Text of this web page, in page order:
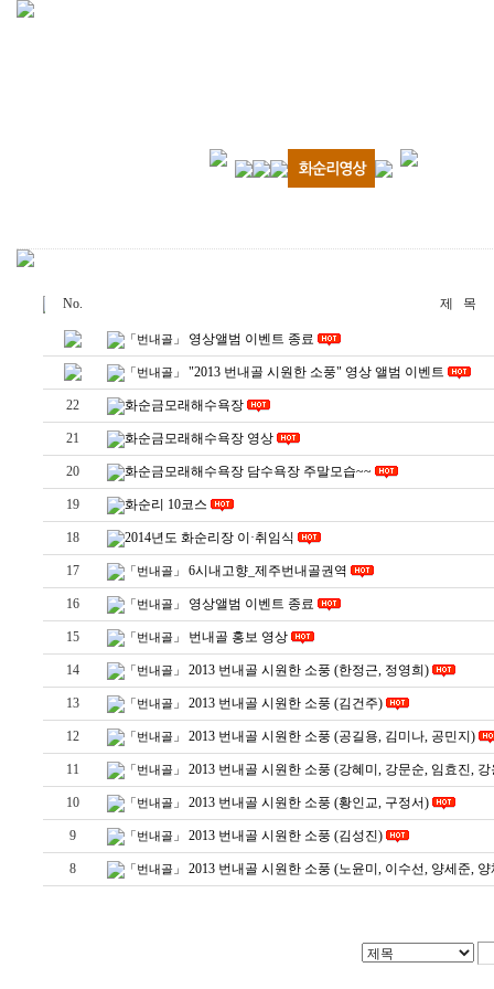
No. 제 목
「번내골」 영상앨범 이벤트 종료
「번내골」 "2013 번내골 시원한 소풍" 영상 앨범 이벤트
22 화순금모래해수욕장
21 화순금모래해수욕장 영상
20 화순금모래해수욕장 담수욕장 주말모습~~
19 화순리 10코스
18 2014년도 화순리장 이·취임식
17 「번내골」 6시내고향_제주번내골권역
16 「번내골」 영상앨범 이벤트 종료
15 「번내골」 번내골 홍보 영상
14 「번내골」 2013 번내골 시원한 소풍 (한정근, 정영희)
13 「번내골」 2013 번내골 시원한 소풍 (김건주)
12 「번내골」 2013 번내골 시원한 소풍 (공길용, 김미나, 공민지)
11 「번내골」 2013 번내골 시원한 소풍 (강혜미, 강문순, 임효진,
10 「번내골」 2013 번내골 시원한 소풍 (황인교, 구정서)
9 「번내골」 2013 번내골 시원한 소풍 (김성진)
8 「번내골」 2013 번내골 시원한 소풍 (노윤미, 이수선, 양세준,